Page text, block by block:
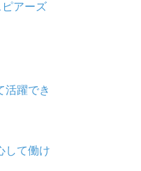
アーズ
活躍でき
して働け